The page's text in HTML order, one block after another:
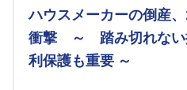
ハウスメーカーの倒産
衝撃 ～ 踏み切れない
利保護も重要 ～